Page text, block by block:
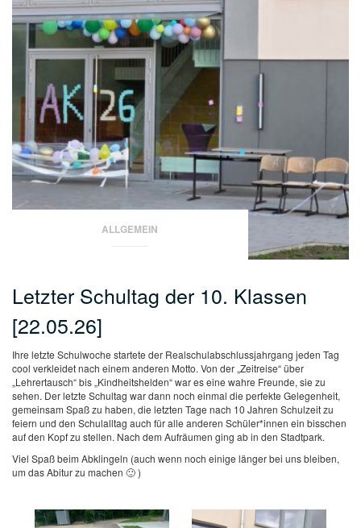
ALLGEMEIN
Letzter Schultag der 10. Klassen
[22.05.26]
Ihre letzte Schulwoche startete der Realschulabschlussjahrgang jeden Tag
cool verkleidet nach einem anderen Motto. Von der „Zeitreise“ über
„Lehrertausch“ bis „Kindheitshelden“ war es eine wahre Freunde, sie zu
sehen. Der letzte Schultag war dann noch einmal die perfekte Gelegenheit,
gemeinsam Spaß zu haben, die letzten Tage nach 10 Jahren Schulzeit zu
feiern und den Schulalltag auch für alle anderen Schüler*innen ein bisschen
auf den Kopf zu stellen. Nach dem Aufräumen ging ab in den Stadtpark.
Viel Spaß beim Abklingeln (auch wenn noch einige länger bei uns bleiben,
um das Abitur zu machen 🙂 )